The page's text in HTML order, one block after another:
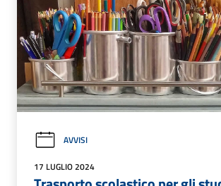
AVVISI
17 LUGLIO 2024